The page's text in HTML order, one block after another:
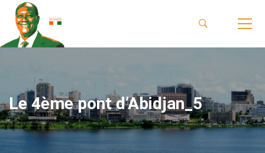
Le 4ème pont d’Abidjan_5